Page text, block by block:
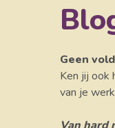
Geen
Ken jij ook
van je